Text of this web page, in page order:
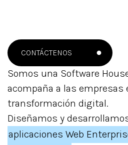
CONTÁCTENOS
Somos una Software
acompaña a las empresas
transformación digital.
Diseñamos y
aplicaciones Web